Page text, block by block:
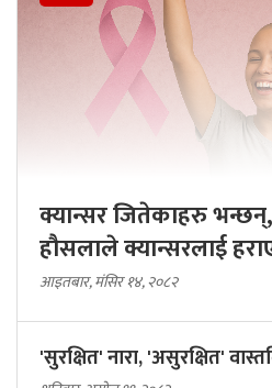
क्यान्सर जितेकाहरु
हौसलाले क्यान्सरलाई
आइतबार, मंसिर १४, २०८२
'सुरक्षित' नारा, 'असुरक्षित'